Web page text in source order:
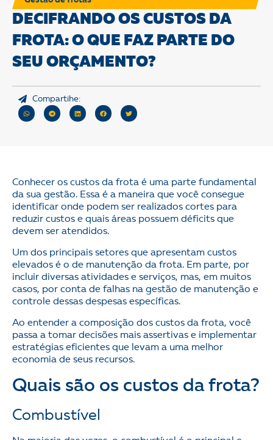
DECIFRANDO OS CUSTOS DA
FROTA: O QUE FAZ PARTE DO
SEU ORÇAMENTO?
Compartihe:
Conhecer os custos da frota é uma parte fundamental
da sua gestão. Essa é a maneira que você consegue
identificar onde podem ser realizados cortes para
reduzir custos e quais áreas possuem déficits que
devem ser atendidos.
Um dos principais setores que apresentam custos
elevados é o de manutenção da frota. Em parte, por
incluir diversas atividades e serviços, mas, em muitos
casos, por conta de falhas na gestão de manutenção e
controle dessas despesas específicas.
Ao entender a composição dos custos da frota, você
passa a tomar decisões mais assertivas e implementar
estratégias eficientes que levam a uma melhor
economia de seus recursos.
Quais são os custos da frota?
Combustível